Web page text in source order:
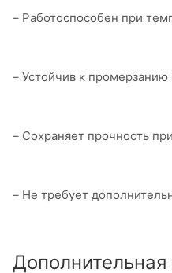
– Работоспособен при
– Устойчив к промерзанию
– Сохраняет прочность
– Не требует